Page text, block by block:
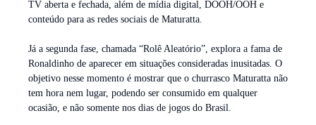
TV aberta e fechada, além de mídia digital, DOOH/OOH e
conteúdo para as redes sociais de Maturatta.
Já a segunda fase, chamada “Rolê Aleatório”, explora a fama de
Ronaldinho de aparecer em situações consideradas inusitadas. O
objetivo nesse momento é mostrar que o churrasco Maturatta não
tem hora nem lugar, podendo ser consumido em qualquer
ocasião, e não somente nos dias de jogos do Brasil.